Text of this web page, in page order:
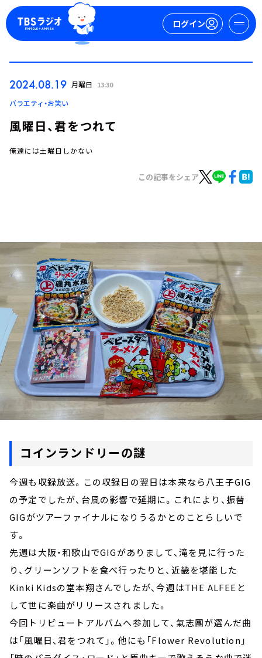
ログイン
ログイン
トピックス
TBS Podcast
お知らせ
イベント・グッズ
YouTube
会社情報
2024.08.19 月曜日 13:30
バラエティ・お笑い
風曜日、君をつれて
俺達には土曜日しかない
この記事をシェア
コインランドリーの謎
今週も収録放送。この収録日の翌日は本来なら八王子GIG
の予定でしたが、台風の影響で延期に。これにより、振替
GIGがツアーファイナルになりうるかとのことらしいで
す。
先週は大阪・和歌山でGIGがありまして、滝を見に行った
り、グリーンソフトを食べ行ったりと、近畿を堪能した
Kinki Kidsの堂本翔さんでしたが、今週はTHE ALFEEと
して世に楽曲がリリースされました。
今回トリビュートアルバムへ参加して、氣志團が選んだ曲
は「風曜日、君をつれて」。他にも「Flower Revolution」